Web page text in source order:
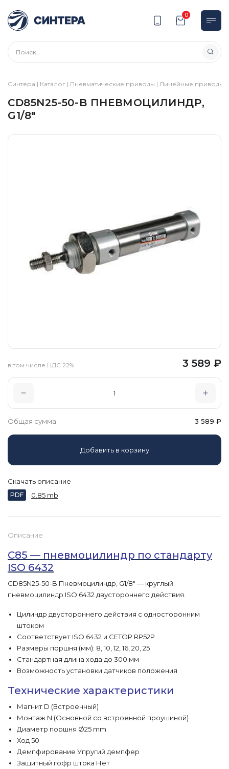
0
Синтера | Каталог | Пневматические приводы | Линейные приводы
CD85N25-50-B ПНЕВМОЦИЛИНДР,
G1/8″
Описание
C85 — пневмоцилиндр по стандарту
ISO 6432
CD85N25-50-B Пневмоцилиндр, G1/8″ — круглый
пневмоцилиндр ISO 6432 двустороннего действия.
Цилиндр двустороннего действия с односторонним
штоком
Соответствует ISO 6432 и CETOP RP52P
Размеры поршня (мм): 8, 10, 12, 16, 20, 25
Стандартная длина хода до 300 мм
Возможность установки датчиков положения
Технические характеристики
Магнит D (Встроенный)
Монтаж N (Основной со встроенной проушиной)
Диаметр поршня Ø25 mm
Ход 50
Демпфирование Упругий демпфер
Защитный гофр штока Нет
3 589 ₽
в том числе НДС 22%
Общая сумма: 3 589 ₽
Добавить в корзину
Скачать описание
PDF 0.85 mb